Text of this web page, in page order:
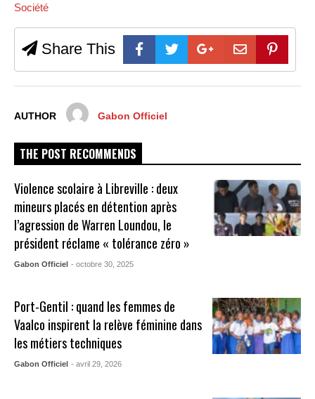
Société
Share This
AUTHOR Gabon Officiel
THE POST RECOMMENDS
Violence scolaire à Libreville : deux
mineurs placés en détention après
l’agression de Warren Loundou, le
président réclame « tolérance zéro »
Gabon Officiel - octobre 30, 2025
Port-Gentil : quand les femmes de
Vaalco inspirent la relève féminine dans
les métiers techniques
Gabon Officiel - avril 29, 2026